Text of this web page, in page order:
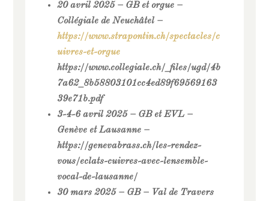
20 avril 2025 – GB et orgue –
Collégiale de Neuchâtel –
https://www.strapontin.ch/spectacles/c
uivres-et-orgue
https://www.collegiale.ch/_files/ugd/4b
7a62_8b58803101cc4ed89f69569163
39e71b.pdf
3-4-6 avril 2025 – GB et EVL –
Genève et Lausanne –
https://genevabrass.ch/les-rendez-
vous/eclats-cuivres-avec-lensemble-
vocal-de-lausanne/
30 mars 2025 – GB – Val de Travers